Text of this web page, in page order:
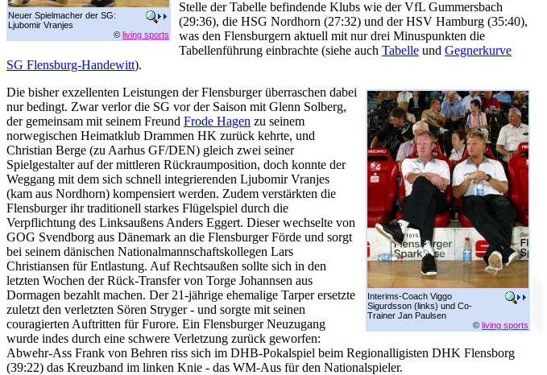
Neuer Spielmacher der SG:
Ljubomir Vranjes
© living sports
Stelle der Tabelle befindende Klubs wie der VfL Gummersbach
(29:36), die HSG Nordhorn (27:32) und der HSV Hamburg (35:40),
was den Flensburgern aktuell mit nur drei Minuspunkten die
Tabellenführung einbrachte (siehe auch Tabelle und Gegnerkurve
SG Flensburg-Handewitt).
Interims-Coach Viggo
Sigurdsson (links) und Co-
Trainer Jan Paulsen
© living sports
Die bisher exzellenten Leistungen der Flensburger überraschen dabei
nur bedingt. Zwar verlor die SG vor der Saison mit Glenn Solberg,
der gemeinsam mit seinem Freund Frode Hagen zu seinem
norwegischen Heimatklub Drammen HK zurück kehrte, und
Christian Berge (zu Aarhus GF/DEN) gleich zwei seiner
Spielgestalter auf der mittleren Rückraumposition, doch konnte der
Weggang mit dem sich schnell integrierenden Ljubomir Vranjes
(kam aus Nordhorn) kompensiert werden. Zudem verstärkten die
Flensburger ihr traditionell starkes Flügelspiel durch die
Verpflichtung des Linksaußens Anders Eggert. Dieser wechselte von
GOG Svendborg aus Dänemark an die Flensburger Förde und sorgt
bei seinem dänischen Nationalmannschaftskollegen Lars
Christiansen für Entlastung. Auf Rechtsaußen sollte sich in den
letzten Wochen der Rück-Transfer von Torge Johannsen aus
Dormagen bezahlt machen. Der 21-jährige ehemalige Tarper ersetzte
zuletzt den verletzten Sören Stryger - und sorgte mit seinen
couragierten Auftritten für Furore. Ein Flensburger Neuzugang
wurde indes durch eine schwere Verletzung zurück geworfen:
Abwehr-Ass Frank von Behren riss sich im DHB-Pokalspiel beim Regionalligisten DHK Flensborg
(39:22) das Kreuzband im linken Knie - das WM-Aus für den Nationalspieler.